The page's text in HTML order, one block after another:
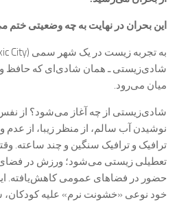
این بحران در نهایت به چه وضعیتی
شادی‌زیستی ـ همان شادی‌ای که حافظ و
میان می‌رود.
شادی‌زیستی از چه آغاز می‌شود؟ از نفس
نوشیدن آب سالم، از منظر زیبا، از
ترافیک و ترافیک سنگین و چند ساعته.
تعطیلی زیستی می‌شود؛ ورزش در فضای
حضور در فضاهای عمومی
خود نوعی «خشونت نرم» علیه کودکان،